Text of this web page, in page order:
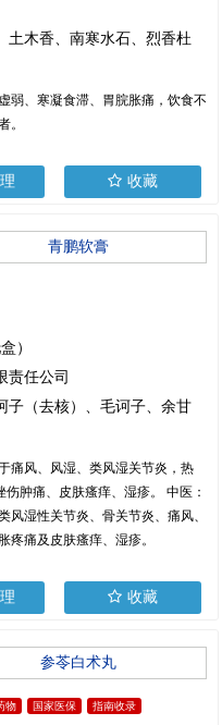
土木香、南寒水石、烈香杜
弱、寒凝食滞、胃脘胀痛，饮食不
。
收藏
）
责任公司
子（去核）、毛诃子、余甘
痛风、风湿、类风湿关节炎，热
肿痛、皮肤瘙痒、湿疹。 中医：
湿性关节炎、骨关节炎、痛风、
疼痛及皮肤瘙痒、湿疹。
收藏
物 国家医保 指南收录